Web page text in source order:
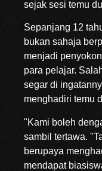
sejak sesi temu
Sepanjang 12
bukan sahaja
menjadi
para pelajar.
segar di
menghadiri temu
"Kami boleh
sambil tertawa.
berupaya
mendapat